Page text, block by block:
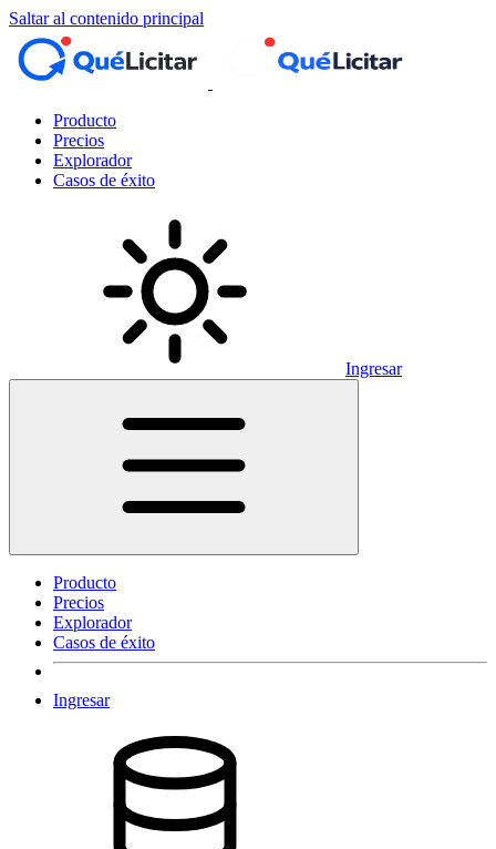
Saltar al contenido principal
Producto
Precios
Explorador
Casos de éxito
Ingresar
Producto
Precios
Explorador
Casos de éxito
Ingresar